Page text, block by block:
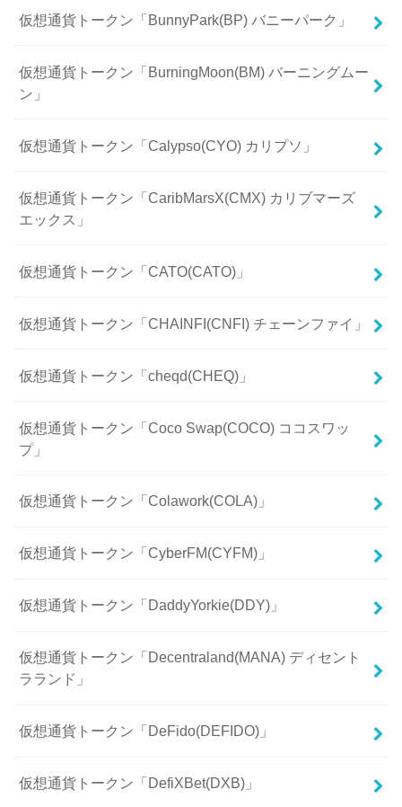
仮想通貨トークン「BunnyPark(BP) バニーパーク」
仮想通貨トークン「BurningMoon(BM) バーニングムー
ン」
仮想通貨トークン「Calypso(CYO) カリプソ」
仮想通貨トークン「CaribMarsX(CMX) カリブマーズ
エックス」
仮想通貨トークン「CATO(CATO)」
仮想通貨トークン「CHAINFI(CNFI) チェーンファイ」
仮想通貨トークン「cheqd(CHEQ)」
仮想通貨トークン「Coco Swap(COCO) ココスワッ
プ」
仮想通貨トークン「Colawork(COLA)」
仮想通貨トークン「CyberFM(CYFM)」
仮想通貨トークン「DaddyYorkie(DDY)」
仮想通貨トークン「Decentraland(MANA) ディセント
ラランド」
仮想通貨トークン「DeFido(DEFIDO)」
仮想通貨トークン「DefiXBet(DXB)」